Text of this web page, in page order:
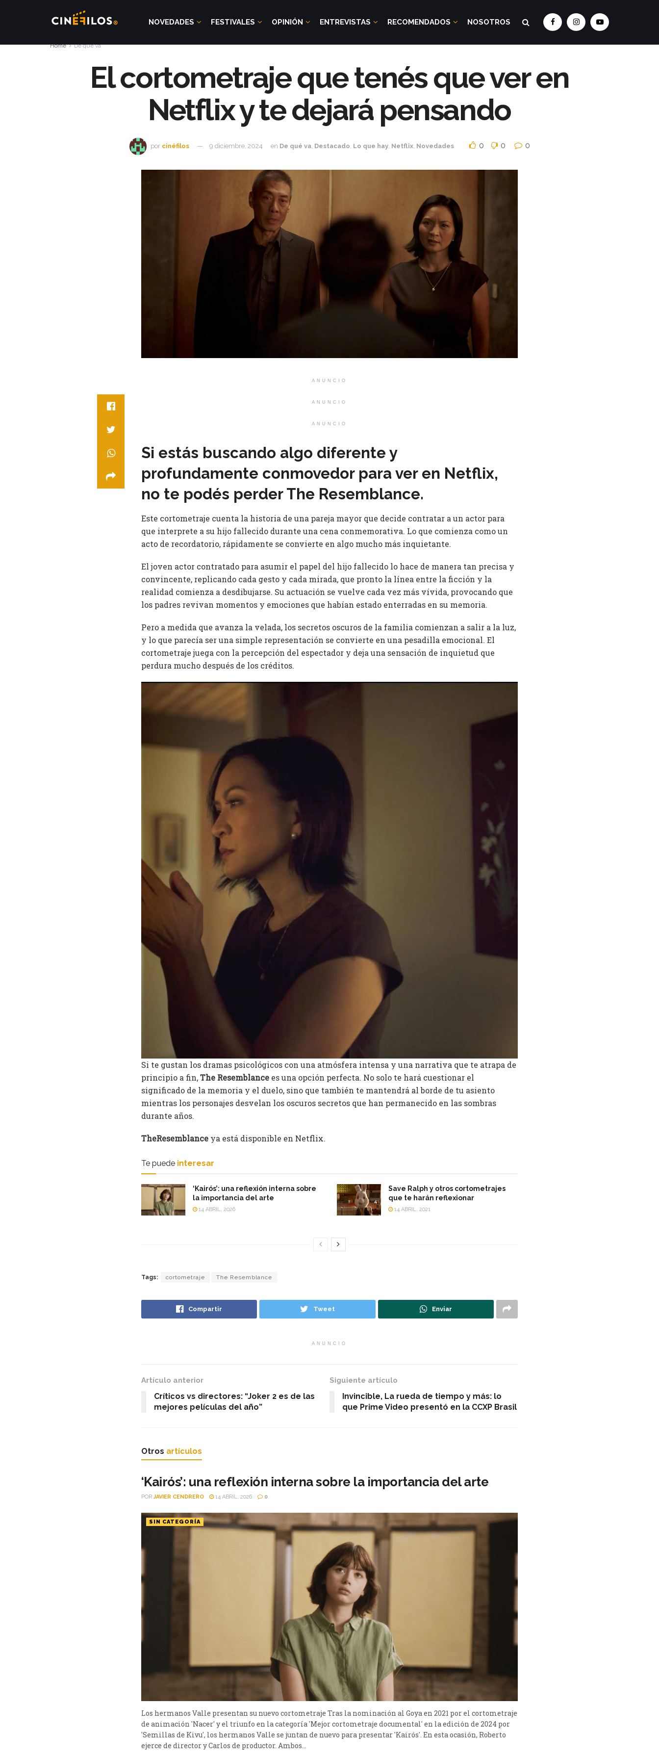
NOVEDADES FESTIVALES OPINIÓN ENTREVISTAS RECOMENDADOS NOSOTROS
Home De qué va
El cortometraje que tenés que ver en
Netflix y te dejará pensando
por cinéfilos 9 diciembre, 2024 en De qué va, Destacado Lo que hay, Netflix, Novedades 0 0 0
ANUNCIO
ANUNCIO
ANUNCIO
Si estás buscando algo diferente y
profundamente conmovedor para ver en Netflix,
no te podés perder The Resemblance.
Este cortometraje cuenta la historia de una pareja mayor que decide contratar a un actor para
que interprete a su hijo fallecido durante una cena conmemorativa. Lo que comienza como un
acto de recordatorio, rápidamente se convierte en algo mucho más inquietante.
El joven actor contratado para asumir el papel del hijo fallecido lo hace de manera tan precisa y
convincente, replicando cada gesto y cada mirada, que pronto la línea entre la ficción y la
realidad comienza a desdibujarse. Su actuación se vuelve cada vez más vívida, provocando que
los padres revivan momentos y emociones que habían estado enterradas en su memoria.
Pero a medida que avanza la velada, los secretos oscuros de la familia comienzan a salir a la luz,
y lo que parecía ser una simple representación se convierte en una pesadilla emocional. El
cortometraje juega con la percepción del espectador y deja una sensación de inquietud que
perdura mucho después de los créditos.
Si te gustan los dramas psicológicos con una atmósfera intensa y una narrativa que te atrapa de
principio a fin,The Resemblance es una opción perfecta. No solo te hará cuestionar el
significado de la memoria y el duelo, sino que también te mantendrá al borde de tu asiento
mientras los personajes desvelan los oscuros secretos que han permanecido en las sombras
durante años.
TheResemblance ya está disponible en Netflix.
Te puede interesar
‘Kairós’: una reflexión interna sobre
la importancia del arte
14 ABRIL, 2026
Save Ralph y otros cortometrajes
que te harán reflexionar
14 ABRIL, 2021
Tags: cortometraje The Resemblance
Compartir Tweet Enviar
ANUNCIO
Artículo anterior
Críticos vs directores: “Joker 2 es de las
mejores películas del año”
Siguiente artículo
Invincible, La rueda de tiempo y más: lo
que Prime Video presentó en la CCXP Brasil
Otros artículos
‘Kairós’: una reflexión interna sobre la importancia del arte
POR JAVIER CENDRERO 14 ABRIL, 2026 0
SIN CATEGORÍA
Los hermanos Valle presentan su nuevo cortometraje Tras la nominación al Goya en 2021 por el cortometraje
de animación 'Nacer' y el triunfo en la categoría 'Mejor cortometraje documental' en la edición de 2024 por
'Semillas de Kivu', los hermanos Valle se juntan de nuevo para presentar 'Kairós'. En esta ocasión, Roberto
ejerce de director y Carlos de productor. Ambos...